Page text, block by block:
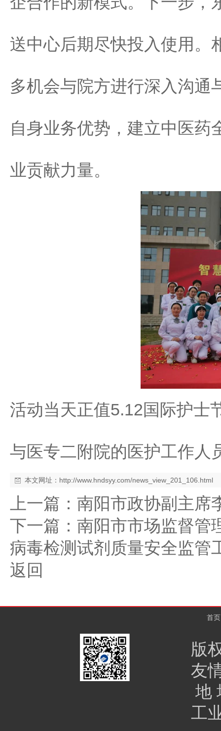
送中心后期尽快投入使用。
多机会与院方进行深入沟通
自身业务优势，建立中医药
业贡献力量。
活动当天正值5.12国际护士
与医专二附院的医护工作人
本文网址： http://www.hndsyy.com/news_view_201_106.html
上一篇： 南阳市政协副主席
下一篇： 南阳市市场监督管
病毒检测试剂质量安全监管
返回
首页
版
友
地
工